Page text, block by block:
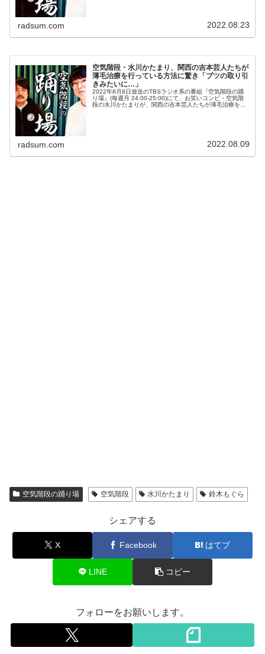
radsum.com 2022.08.23
空気階段・水川かたまり、関西の吉本芸人たちが
薄毛治療を行っている方法に驚き「ブツの取り引
きみたいに…」
2022年8月8日放送のTBSラジオ系の番組『空気階段の踊
り場』(毎週月 24:00-25:00)にて、お笑いコンビ・空気階
段の水川かたまりが、関西の吉本芸人たちが薄毛治療を行
radsum.com 2022.08.09
空気階段の踊り場 空気階段 水川かたまり 鈴木もぐら
シェアする
X Facebook はてブ
LINE コピー
フォローをお願いします。